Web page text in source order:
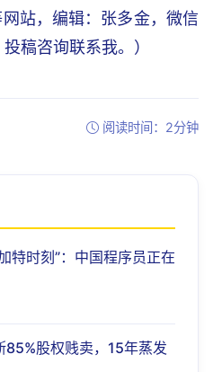
站，编辑：张多金，微信
稿咨询联系我。）
阅读时间：2分钟
特时刻”：中国程序员正在
股权贱卖，15年蒸发